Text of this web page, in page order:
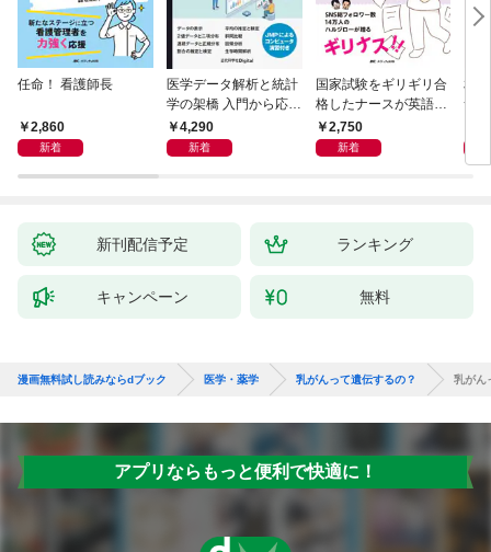
任命！ 看護師長
2,860
新着
医学データ解析と統計
学の架橋 入門から応用
へつなぐ
4,290
新着
国家試験をギリギリ合
格したナースが英語論
文を読めるようになっ
た理由
2,750
新着
相
つ
新刊配信予定 ランキング
キャンペーン 無料
漫画無料試し読みならdブック 医学・薬学 乳がんって遺伝するの？ 乳がん
アプリならもっと便利で快適に！